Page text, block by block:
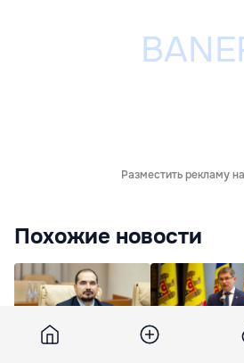
Разместить рекламу
Похожие новости